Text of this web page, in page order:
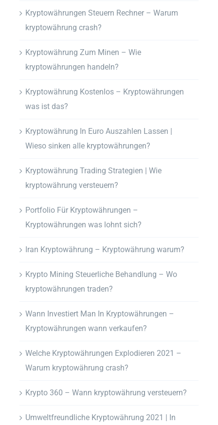
Kryptowährungen Steuern Rechner – Warum
kryptowährung crash?
Kryptowährung Zum Minen – Wie
kryptowährungen handeln?
Kryptowährung Kostenlos – Kryptowährungen
was ist das?
Kryptowährung In Euro Auszahlen Lassen |
Wieso sinken alle kryptowährungen?
Kryptowährung Trading Strategien | Wie
kryptowährung versteuern?
Portfolio Für Kryptowährungen –
Kryptowährungen was lohnt sich?
Iran Kryptowährung – Kryptowährung warum?
Krypto Mining Steuerliche Behandlung – Wo
kryptowährungen traden?
Wann Investiert Man In Kryptowährungen –
Kryptowährungen wann verkaufen?
Welche Kryptowährungen Explodieren 2021 –
Warum kryptowährung crash?
Krypto 360 – Wann kryptowährung versteuern?
Umweltfreundliche Kryptowährung 2021 | In